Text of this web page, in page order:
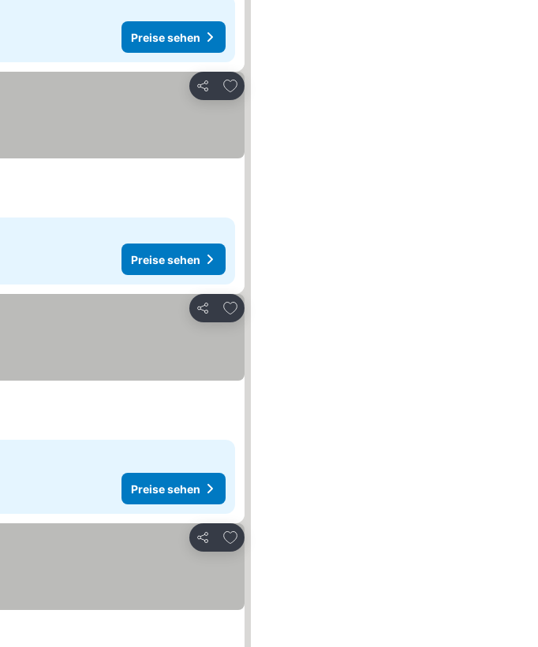
Preise sehen
Teilen
Zu Favoriten hinzufügen
Preise sehen
Teilen
Zu Favoriten hinzufügen
Preise sehen
Teilen
Zu Favoriten hinzufügen